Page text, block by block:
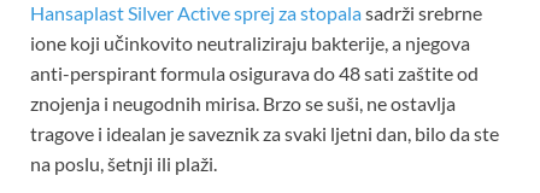
Hansaplast Silver Active sprej za stopalasadrži srebrne
ione koji učinkovito neutraliziraju bakterije, a njegova
anti-perspirant formula osigurava do 48 sati zaštite od
znojenja i neugodnih mirisa. Brzo se suši, ne ostavlja
tragove i idealan je saveznik za svaki ljetni dan, bilo da ste
na poslu, šetnji ili plaži.